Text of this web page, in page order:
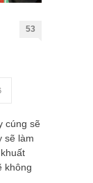
53
cúng sẽ
sẽ làm
không